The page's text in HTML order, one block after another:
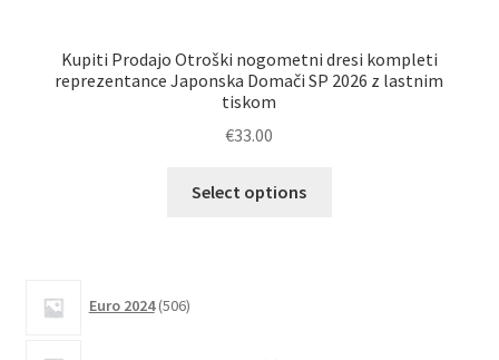
Kupiti Prodajo Otroški nogometni dresi kompleti
reprezentance Japonska Domači SP 2026 z lastnim
tiskom
€33.00
Select options
Euro 2024 506izdelkov